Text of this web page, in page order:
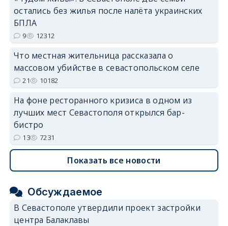
остались без жилья после налёта украинских
БПЛА
9 12312
Что местная жительница рассказала о
массовом убийстве в севастопольском селе
21 10182
На фоне ресторанного кризиса в одном из
лучших мест Севастополя открылся бар-
бистро
13 7231
Показать все новости
Обсуждаемое
В Севастополе утвердили проект застройки
центра Балаклавы